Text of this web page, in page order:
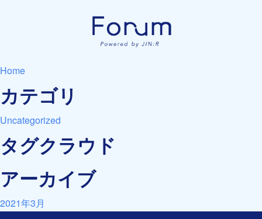
Home
カテゴリ
Uncategorized
タグクラウド
アーカイブ
2021年3月